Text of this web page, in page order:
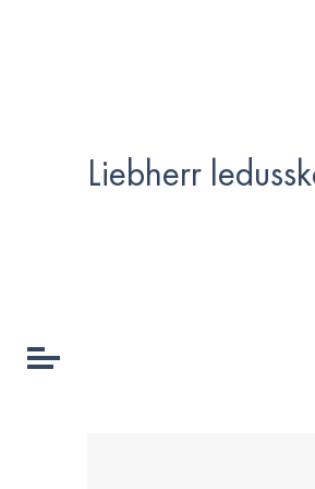
Liebherr